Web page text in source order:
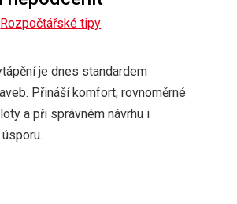
Rubriky
Rozpočtářské tipy
je dnes standardem
Přináší komfort, rovnoměrné
a při správném návrhu i